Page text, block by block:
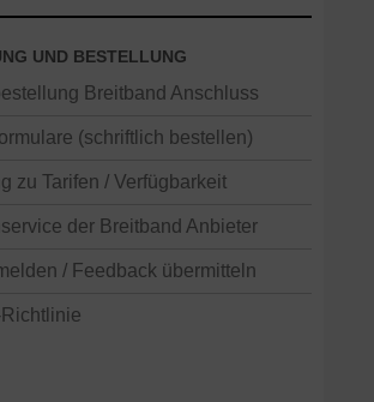
UND BESTELLUNG
Breitband Anschluss
(schriftlich bestellen)
zu Tarifen / Verfügbarkeit
der Breitband Anbieter
/ Feedback übermitteln